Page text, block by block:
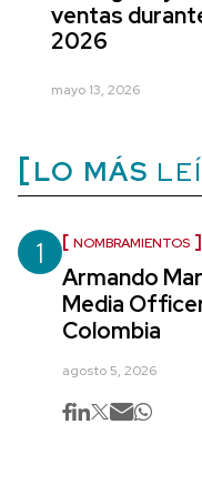
ventas
2026
mayo 13, 2026
LO MÁS
1 NOMBRAMIENTOS
Armando
Media
Colombia
agosto 5, 2026